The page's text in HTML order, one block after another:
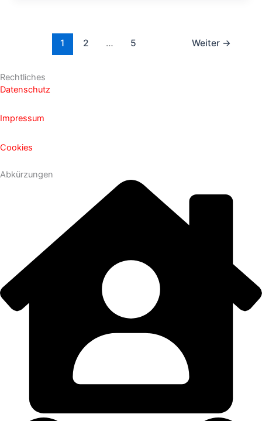
1 2 … 5 Weiter →
Rechtliches
Datenschutz
Impressum
Cookies
Abkürzungen